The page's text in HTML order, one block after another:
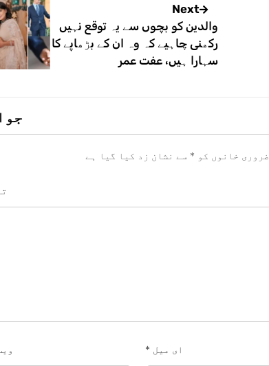
Next
والدین کو بچوں سے یہ توقع نہیں
رکھنی چاہیے کہ وہ ان کے بڑھاپے کا
سہارا ہیں، عفت عمر
ضروری خانوں کو * سے نشان زد کیا گیا ہے
ای میل *